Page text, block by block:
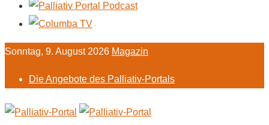
Sonntag, 9. August 2026 Magazin
Die Angebote des Palliativ-Portals